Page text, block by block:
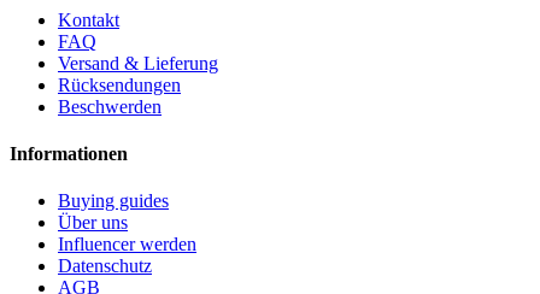
Kontakt
FAQ
Versand & Lieferung
Rücksendungen
Beschwerden
Informationen
Buying guides
Über uns
Influencer werden
Datenschutz
AGB